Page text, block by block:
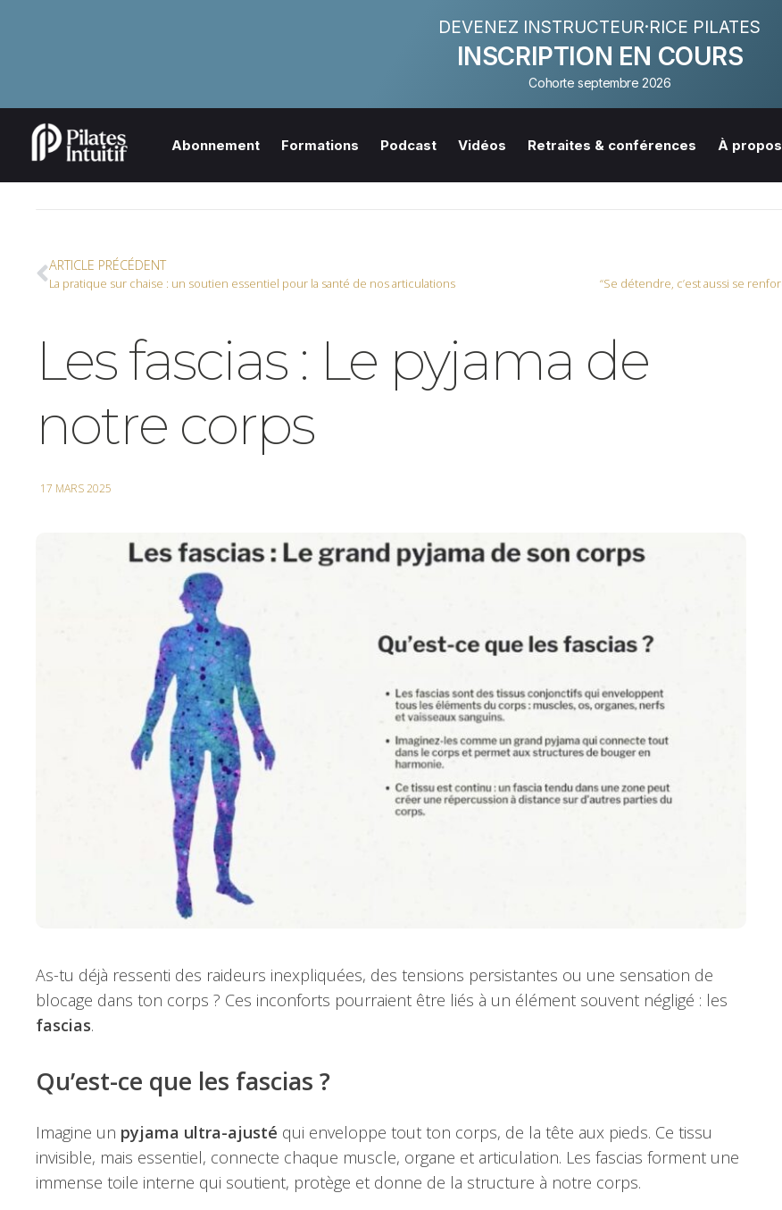
DEVENEZ INSTRUCTEUR·RICE PILATES
INSCRIPTION EN COURS
Cohorte septembre 2026
Abonnement Formations Podcast Vidéos Retraites & conférences À propos
ARTICLE PRÉCÉDENT
La pratique sur chaise : un soutien essentiel pour la santé de nos articulations
Les fascias : Le pyjama de
notre corps
17 MARS 2025
As-tu déjà ressenti des raideurs inexpliquées, des tensions persistantes ou une sensation de
blocage dans ton corps ? Ces inconforts pourraient être liés à un élément souvent négligé : les
fascias.
Qu’est-ce que les fascias ?
Imagine un pyjama ultra-ajusté qui enveloppe tout ton corps, de la tête aux pieds. Ce tissu
invisible, mais essentiel, connecte chaque muscle, organe et articulation. Les fascias forment une
immense toile interne qui soutient, protège et donne de la structure à notre corps.